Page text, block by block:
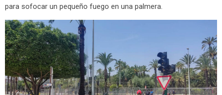
para sofocar un pequeño fuego en una palmera.